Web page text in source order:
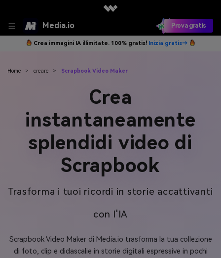
Media.io Prova gratis
Crea immagini IA illimitate. 100% gratis! Inizia gratis→
Home > creare > Scrapbook Video Maker
Crea
instantaneamente
splendidi video di
Scrapbook
Trasforma i tuoi ricordi in storie accattivanti
con l'IA
Scrapbook Video Maker di Media.io trasforma la tua collezione
di foto, clip e didascalie in storie digitali espressive in pochi